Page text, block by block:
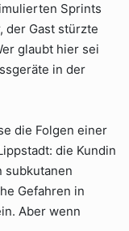
Sprints
der Gast stürzte
glaubt hier sei
in der
die Folgen einer
die Kundin
subkutanen
Gefahren in
Aber wenn